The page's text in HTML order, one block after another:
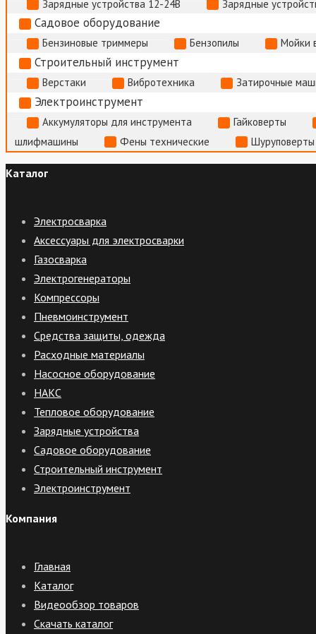
Зарядные устройства 12-24В Зарядные
Садовое оборудование
Бензиновые триммеры Бензопилы Мойки
Строительный инструмент
Верстаки Вибротехника Затирочные
Электроинструмент
Аккумуляторы для инструмента
Гайковерты
шлифмашины
Фены технические
Каталог
Электросварка
Аксессуары для электросварки
Газосварка
Электрогенераторы
Компрессоры
Пневмоинструмент
Средства защиты, одежда
Расходные материалы
Насосное оборудование
НАКС
Тепловое оборудование
Зарядные устройства
Садовое оборудование
Строительный инструмент
Электроинструмент
Компания
Главная
Каталог
Видеообзор товаров
Скачать каталог